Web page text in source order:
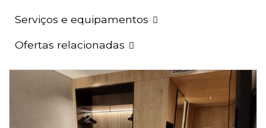
Serviços e equipamentos
Ofertas relacionadas